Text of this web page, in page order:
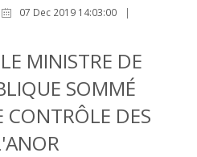
07 Dec 2019 14:03:00
|
MINISTRE DE
SOMMÉ
CONTRÔLE DES